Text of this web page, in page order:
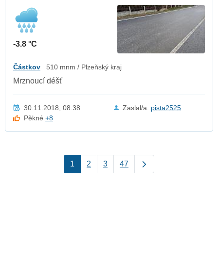
-3.8 °C
Částkov 510 mnm / Plzeňský kraj
Mrznoucí déšť
30.11.2018, 08:38 Zaslal/a: pista2525
Pěkné+8
1 2 3 47